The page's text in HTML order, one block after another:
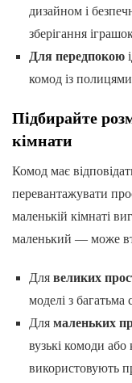
дизайном і
зберігання
Для передпокою
комод із полицями
Підбирайте
кімнати
Комод має
перевантажувати
маленькій кімнаті
маленький — може
Для великих
моделі з багатьма
Для маленьких
вузькі комоди
використовують